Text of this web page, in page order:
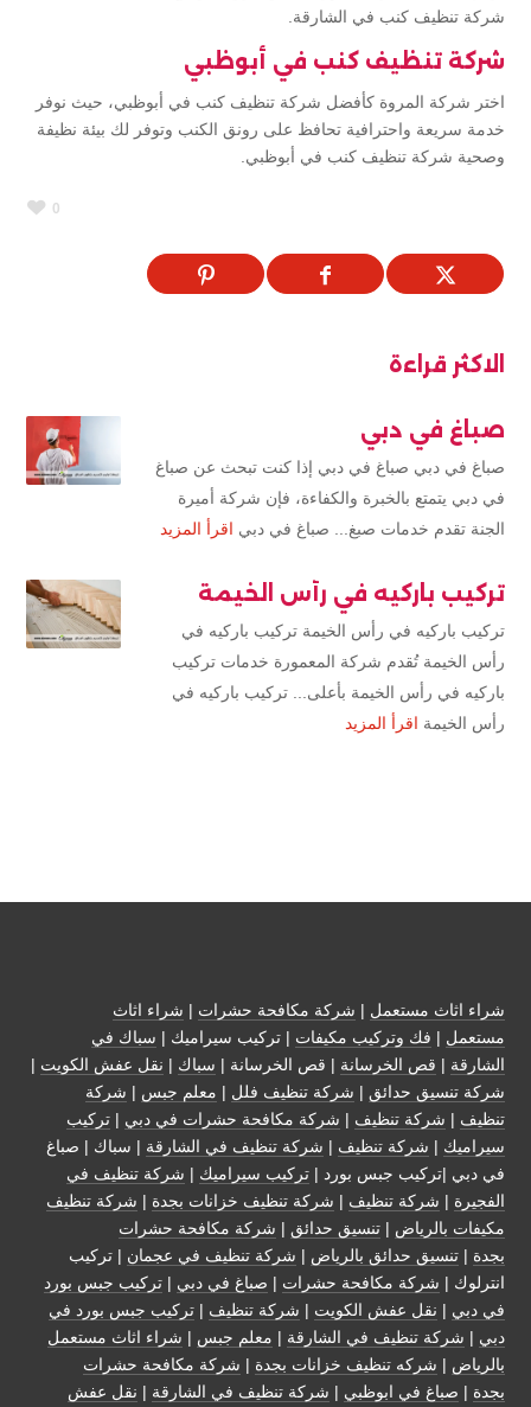
شركة تنظيف كنب في الشارقة.
شركة تنظيف كنب في أبوظبي
اختر شركة المروة كأفضل شركة تنظيف كنب في أبوظبي، حيث نوفر
خدمة سريعة واحترافية تحافظ على رونق الكنب وتوفر لك بيئة نظيفة
وصحية شركة تنظيف كنب في أبوظبي.
0
الاكثر قراءة
صباغ في دبي
صباغ في دبي صباغ في دبي إذا كنت تبحث عن صباغ
في دبي يتمتع بالخبرة والكفاءة، فإن شركة أميرة
الجنة تقدم خدمات صبغ... صباغ في دبي اقرأ المزيد
تركيب باركيه في رأس الخيمة
تركيب باركيه في رأس الخيمة تركيب باركيه في
رأس الخيمة تُقدم شركة المعمورة خدمات تركيب
باركيه في رأس الخيمة بأعلى... تركيب باركيه في
رأس الخيمة اقرأ المزيد
شراء اثاث مستعمل | شركة مكافحة حشرات | شراء اثاث
مستعمل | فك وتركيب مكيفات | تركيب سيراميك | سباك في
الشارقة | قص الخرسانة | قص الخرسانة | سباك | نقل عفش الكويت |
شركة تنسيق حدائق | شركة تنظيف فلل | معلم جبس | شركة
تنظيف | شركة تنظيف | شركة مكافحة حشرات في دبي | تركيب
سيراميك | شركة تنظيف | شركة تنظيف في الشارقة | سباك | صباغ
في دبي |تركيب جبس بورد | تركيب سيراميك | شركة تنظيف في
الفجيرة | شركة تنظيف | شركة تنظيف خزانات بجدة | شركة تنظيف
مكيفات بالرياض | تنسيق حدائق | شركة مكافحة حشرات
بجدة | تنسيق حدائق بالرياض | شركة تنظيف في عجمان | تركيب
انترلوك | شركة مكافحة حشرات | صباغ في دبي | تركيب جبس بورد
في دبي | نقل عفش الكويت | شركة تنظيف | تركيب جبس بورد في
دبي | شركة تنظيف في الشارقة | معلم جبس | شراء اثاث مستعمل
بالرياض | شركه تنظيف خزانات بجدة | شركة مكافحة حشرات
بجدة | صباغ في ابوظبي | شركة تنظيف في الشارقة | نقل عفش